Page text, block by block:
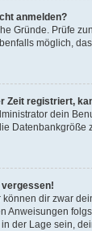
anmelden?
Gründe. Prüfe
möglich,
Zeit registriert,
dein
Datenbankgröße
können dir zwar
Anweisungen
der Lage sein,